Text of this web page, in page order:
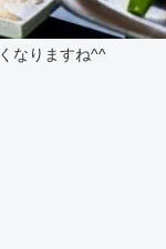
なりますね^^